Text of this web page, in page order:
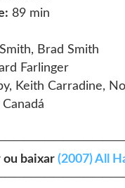
89 min
Brad Smith
Farlinger
Keith Carradine,
Canadá
ou baixar (2007) All